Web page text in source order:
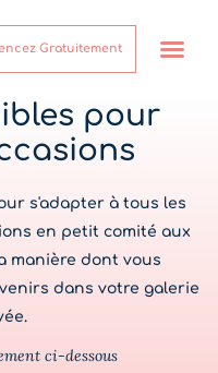
Gratuitement
pour
s'adapter à tous les
en petit comité aux
manière dont vous
dans votre galerie
ci-dessous